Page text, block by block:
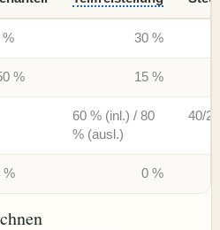
% 30 %
% 15 %
60 % (inl.) / 80
% (ausl.)
40/
% 0 %